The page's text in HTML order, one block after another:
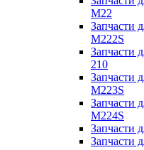
M22
Запчасти
M222S
Запчасти
210
Запчасти
M223S
Запчасти
M224S
Запчасти
Запчасти